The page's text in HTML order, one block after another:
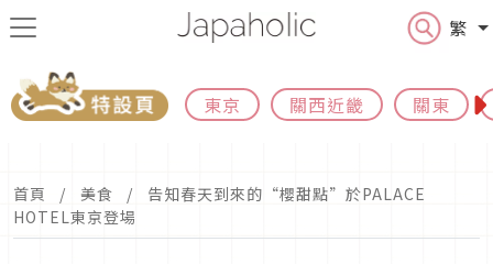
繁
東京 關西近畿 關東
首頁 美食
告知春天到來的“櫻甜點”於PALACE
HOTEL東京登場